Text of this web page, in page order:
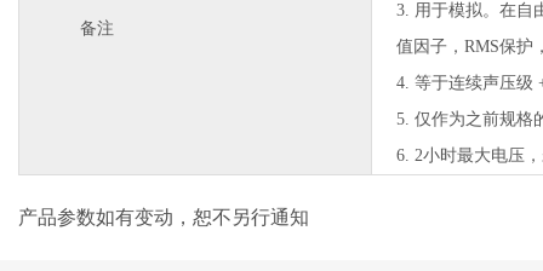
备注
3. 用于模拟。在自
值因子，RMS保护
4. 等于连续声压级
5. 仅作为之前规格
6. 2小时最大电压
产品参数如有变动，恕不另行通知